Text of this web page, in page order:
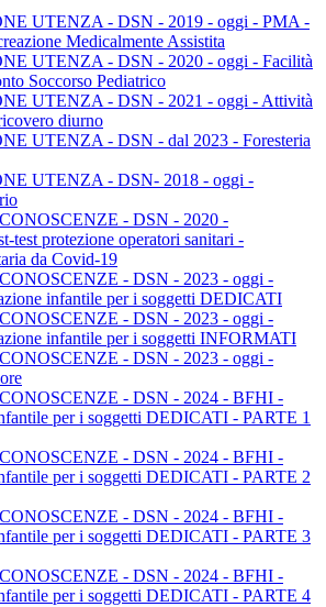
UTENZA - DSN - 2019 - oggi - PMA -
Medicalmente Assistita
UTENZA - DSN - 2020 - oggi - Facilità
Soccorso Pediatrico
UTENZA - DSN - 2021 - oggi - Attività
diurno
UTENZA - DSN - dal 2023 - Foresteria
UTENZA - DSN- 2018 - oggi -
- DSN - 2020 -
test protezione operatori sanitari -
da Covid-19
- DSN - 2023 - oggi -
infantile per i soggetti DEDICATI
- DSN - 2023 - oggi -
infantile per i soggetti INFORMATI
- DSN - 2023 - oggi -
- DSN - 2024 - BFHI -
per i soggetti DEDICATI - PARTE 1
- DSN - 2024 - BFHI -
per i soggetti DEDICATI - PARTE 2
- DSN - 2024 - BFHI -
per i soggetti DEDICATI - PARTE 3
- DSN - 2024 - BFHI -
per i soggetti DEDICATI - PARTE 4